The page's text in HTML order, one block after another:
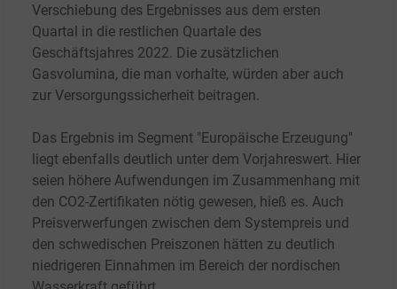
Verschiebung des Ergebnisses aus dem ersten
Quartal in die restlichen Quartale des
Geschäftsjahres 2022. Die zusätzlichen
Gasvolumina, die man vorhalte, würden aber auch
zur Versorgungssicherheit beitragen.
Das Ergebnis im Segment "Europäische Erzeugung"
liegt ebenfalls deutlich unter dem Vorjahreswert. Hier
seien höhere Aufwendungen im Zusammenhang mit
den CO2-Zertifikaten nötig gewesen, hieß es. Auch
Preisverwerfungen zwischen dem Systempreis und
den schwedischen Preiszonen hätten zu deutlich
niedrigeren Einnahmen im Bereich der nordischen